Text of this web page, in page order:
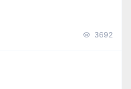
3692